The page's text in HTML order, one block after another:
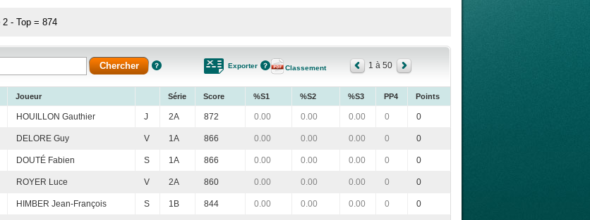
2 - Top = 874
Exporter Classement 1 à 50
Joueur Série Score %S1 %S2 %S3 PP4 Points
HOUILLON Gauthier J 2A 872 0.00 0.00 0.00 0 0
DELORE Guy V 1A 866 0.00 0.00 0.00 0 0
DOUTÉ Fabien S 1A 866 0.00 0.00 0.00 0 0
ROYER Luce V 2A 860 0.00 0.00 0.00 0 0
HIMBER Jean-François S 1B 844 0.00 0.00 0.00 0 0